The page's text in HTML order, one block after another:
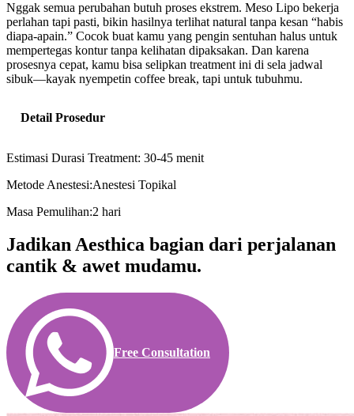
Nggak semua perubahan butuh proses ekstrem. Meso Lipo bekerja
perlahan tapi pasti, bikin hasilnya terlihat natural tanpa kesan “habis
diapa-apain.” Cocok buat kamu yang pengin sentuhan halus untuk
mempertegas kontur tanpa kelihatan dipaksakan. Dan karena
prosesnya cepat, kamu bisa selipkan treatment ini di sela jadwal
sibuk—kayak nyempetin coffee break, tapi untuk tubuhmu.
Detail Prosedur
Estimasi Durasi Treatment: 30-45 menit
Metode Anestesi:Anestesi Topikal
Masa Pemulihan:2 hari
Jadikan Aesthica bagian dari perjalanan
cantik & awet mudamu.
Free Consultation